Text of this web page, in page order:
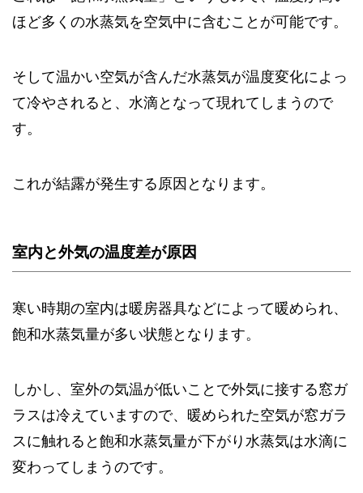
ほど多くの水蒸気を空気中に含むことが可能です。
そして温かい空気が含んだ水蒸気が温度変化によっ
て冷やされると、水滴となって現れてしまうので
す。
これが結露が発生する原因となります。
室内と外気の温度差が原因
寒い時期の室内は暖房器具などによって暖められ、
飽和水蒸気量が多い状態となります。
しかし、室外の気温が低いことで外気に接する窓ガ
ラスは冷えていますので、暖められた空気が窓ガラ
スに触れると飽和水蒸気量が下がり水蒸気は水滴に
変わってしまうのです。